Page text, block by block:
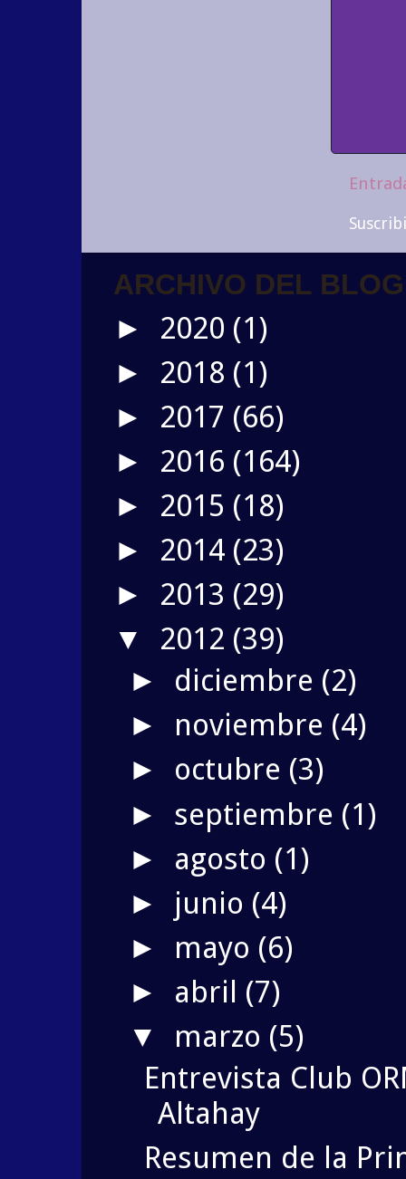
ARCHIVO DEL BLOG
► 2020 (1)
► 2018 (1)
► 2017 (66)
► 2016 (164)
► 2015 (18)
► 2014 (23)
► 2013 (29)
▼ 2012 (39)
► diciembre (2)
► noviembre (4)
► octubre (3)
► septiembre (1)
► agosto (1)
► junio (4)
► mayo (6)
► abril (7)
▼ marzo (5)
Entrevista Club
Altahay
Resumen de la